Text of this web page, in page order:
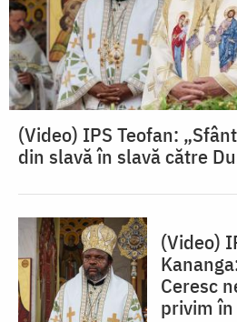
(Video) IPS Teofan:
din slavă în slavă către
(Video)
Ceresc
privim în